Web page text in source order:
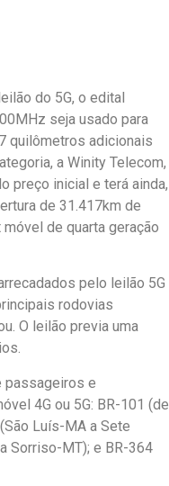
do 5G, o edital
seja usado para
quilômetros adicionais
a Winity Telecom,
preço inicial e terá ainda,
de 31.417km de
de quarta geração
pelo leilão 5G
rodovias
O leilão previa uma
passageiros e
4G ou 5G: BR-101 (de
Luís-MA a Sete
Sorriso-MT); e BR-364